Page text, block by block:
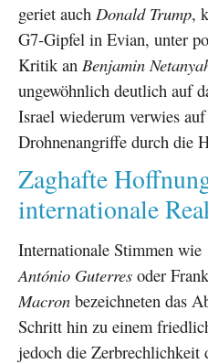
geriet auch Donald Trump,
G7-Gipfel in Evian, unter
Kritik an Benjamin
ungewöhnlich deutlich auf
Israel wiederum verwies
Drohnenangriffe durch die
Zaghafte
internationale
Internationale Stimmen wie
António Guterres oder
Macron bezeichneten das
Schritt hin zu einem
jedoch die Zerbrechlichkeit